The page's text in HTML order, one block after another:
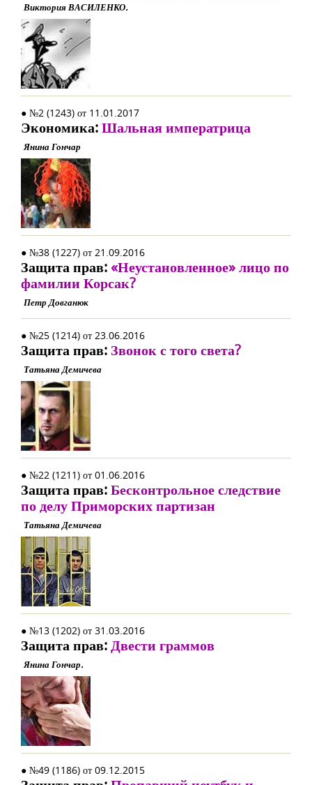
Виктория ВАСИЛЕНКО.
● №2 (1243) от 11.01.2017
Экономика:Шальная императрица
Янина Гончар
● №38 (1227) от 21.09.2016
Защита прав:«Неустановленное» лицо по
фамилии Корсак?
Петр Довганюк
● №25 (1214) от 23.06.2016
Защита прав: Звонок с того света?
Татьяна Демичева
● №22 (1211) от 01.06.2016
Защита прав:Бесконтрольное следствие
по делу Приморских партизан
Татьяна Демичева
● №13 (1202) от 31.03.2016
Защита прав:Двести граммов
Янина Гончар.
● №49 (1186) от 09.12.2015